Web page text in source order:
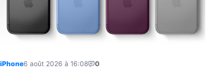
iPhone6 août 2026 à 16:08 0